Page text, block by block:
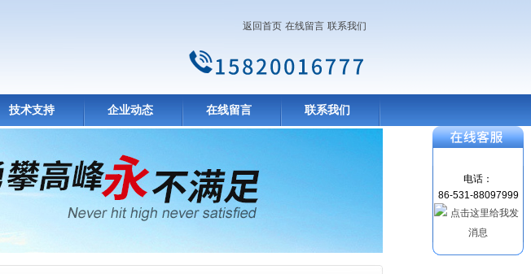
返回首页 在线留言 联系我们
技术支持 企业动态 在线留言 联系我们
电话：
86-531-88097999